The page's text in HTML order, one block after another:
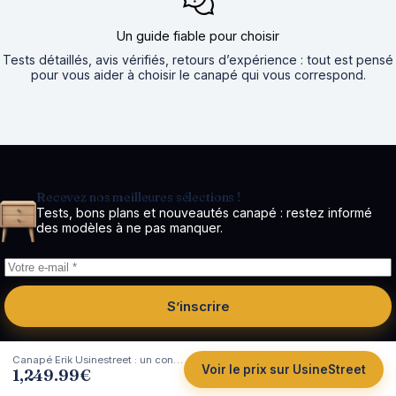
Un guide fiable pour choisir
Tests détaillés, avis vérifiés, retours d’expérience : tout est pensé
pour vous aider à choisir le canapé qui vous correspond.
Recevez nos meilleures sélections !
Tests, bons plans et nouveautés canapé : restez informé
des modèles à ne pas manquer.
S’inscrire
Canapé Erik Usinestreet : un convertible 3 places express taillé
1,249.99€ Voir le prix sur UsineStreet